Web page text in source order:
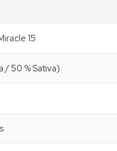
15
/ 50 % Sativa)